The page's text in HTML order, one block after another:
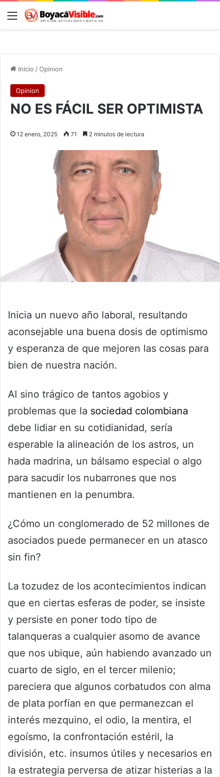
Menú
Inicio /Opinion
Opinion
NO ES FÁCIL SER OPTIMISTA
12 enero, 2025 71 2 minutos de lectura
Inicia un nuevo año laboral, resultando
aconsejable una buena dosis de optimismo
y esperanza de que mejoren las cosas para
bien de nuestra nación.
Al sino trágico de tantos agobios y
problemas que la sociedad colombiana
debe lidiar en su cotidianidad, sería
esperable la alineación de los astros, un
hada madrina, un bálsamo especial o algo
para sacudir los nubarrones que nos
mantienen en la penumbra.
¿Cómo un conglomerado de 52 millones de
asociados puede permanecer en un atasco
sin fin?
La tozudez de los acontecimientos indican
que en ciertas esferas de poder, se insiste
y persiste en poner todo tipo de
talanqueras a cualquier asomo de avance
que nos ubique, aún habiendo avanzado un
cuarto de siglo, en el tercer milenio;
pareciera que algunos corbatudos con alma
de plata porfían en que permanezcan el
interés mezquino, el odio, la mentira, el
egoísmo, la confrontación estéril, la
división, etc. insumos útiles y necesarios en
la estrategia perversa de atizar histerias a la